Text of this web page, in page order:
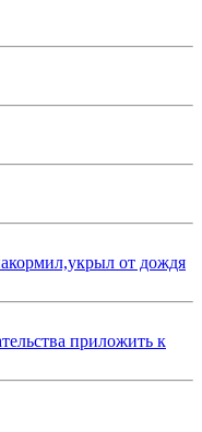
от дождя
приложить к